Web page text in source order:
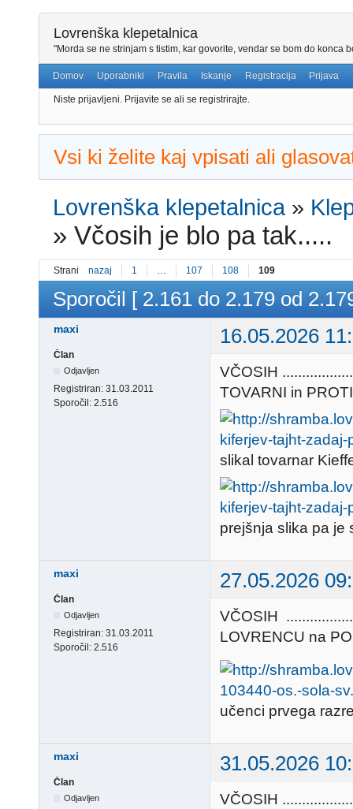
Lovrenška klepetalnica
"Morda se ne strinjam s tistim, kar govorite, vendar se bom do konca
Domov Uporabniki Pravila Iskanje Registracija Prijava
Niste prijavljeni. Prijavite se ali se registrirajte.
Vsi ki želite kaj vpisati ali
Lovrenška klepetalnica »
»Včosih je blo pa tak.....
Strani nazaj 1 … 107 108 109
Sporočil [ 2.161 do 2.179 od
maxi 16.05.2026
Član
Odjavljen
Registriran: 31.03.2011
Sporočil: 2.516
VČOSIH
TOVARNI in
slikal tovarnar
prejšnja slika pa je
maxi 27.05.2026
Član
Odjavljen
Registriran: 31.03.2011
Sporočil: 2.516
VČOSIH
LOVRENCU na
učenci prvega
maxi 31.05.2026
Član
Odjavljen
VČOSIH